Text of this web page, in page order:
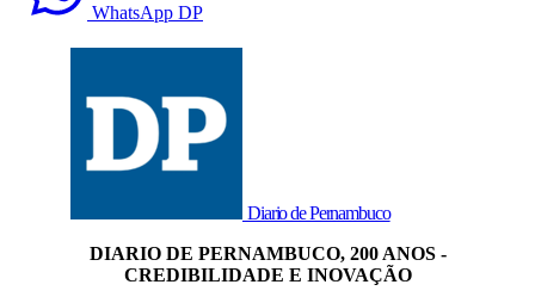
WhatsApp DP
Diario de Pernambuco
DIARIO DE PERNAMBUCO, 200 ANOS -
CREDIBILIDADE E INOVAÇÃO